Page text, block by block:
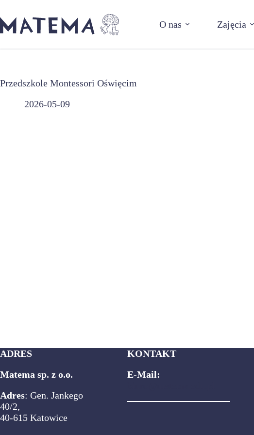
do
treści
O nas Zajęcia
Przedszkole Montessori Oświęcim
2026-05-09
ADRES
Matema sp. z o.o.
Adres: Gen. Jankego
40/2,
40-615 Katowice
KONTAKT
E-Mail: